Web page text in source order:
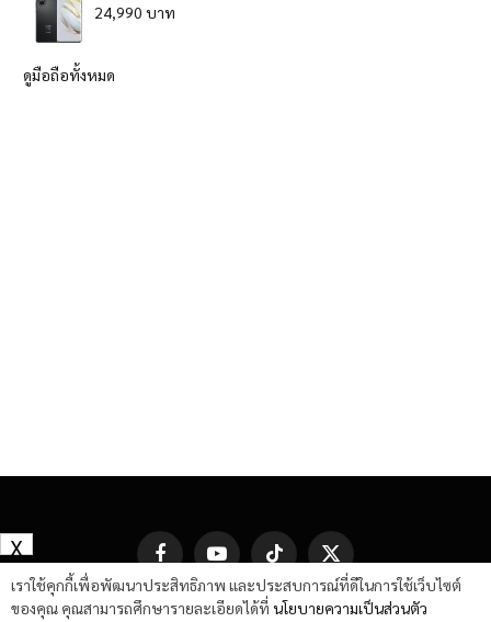
24,990 บาท
ดูมือถือทั้งหมด
FacebookYouTube TikTok
X
(Twitter)
เราใช้คุกกี้เพื่อพัฒนาประสิทธิภาพ และประสบการณ์ที่ดีในการใช้เว็บไซต์
ของคุณ คุณสามารถศึกษารายละเอียดได้ที่ นโยบายความเป็นส่วนตัว
X